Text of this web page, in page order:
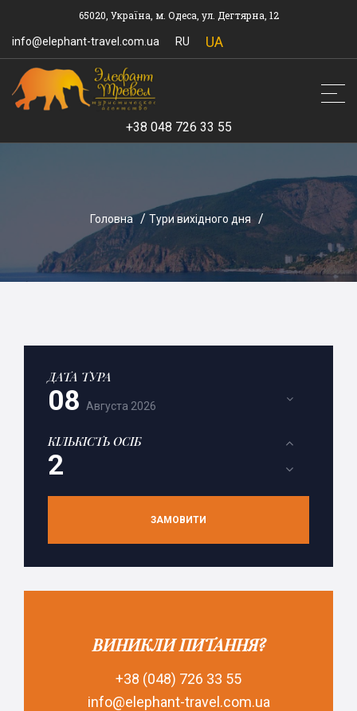
65020, Україна, м. Одеса, ул. Дегтярна, 12
info@elephant-travel.com.ua RU UA
+38 048 726 33 55
Головна Тури вихідного дня
ДАТА ТУРА
08 Августа 2026
КІЛЬКІСТЬ ОСІБ
ЗАМОВИТИ
ВИНИКЛИ ПИТАННЯ?
+38 (048) 726 33 55
info@elephant-travel.com.ua